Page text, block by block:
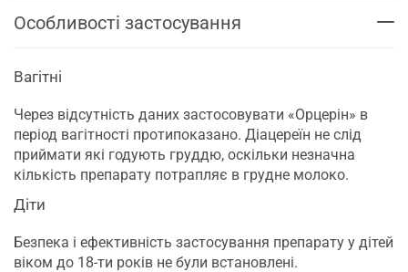
Особливості застосування
Вагітні
Через відсутність даних застосовувати «Орцерін» в
період вагітності протипоказано. Діацереїн не слід
приймати які годують груддю, оскільки незначна
кількість препарату потрапляє в грудне молоко.
Діти
Безпека і ефективність застосування препарату у дітей
віком до 18-ти років не були встановлені.